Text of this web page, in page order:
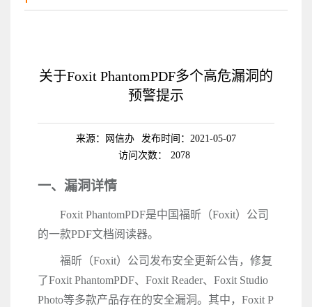
关于Foxit PhantomPDF多个高危漏洞的
预警提示
来源：网信办
发布时间：2021-05-07
访问次数：
2078
一、漏洞详情
Foxit PhantomPDF是中国福昕（Foxit）公司
的一款PDF文档阅读器。
福昕（Foxit）公司发布安全更新公告，修复
了Foxit PhantomPDF、 Foxit Reader、 Foxit Studio
Photo等多款产品存在的安全漏洞。其中， Foxit P